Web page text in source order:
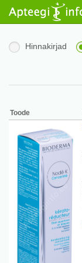
Hinnakirjad
Toode